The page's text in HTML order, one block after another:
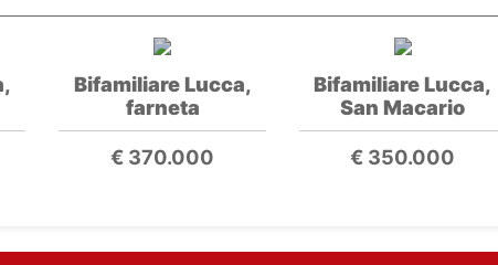
Bifamiliare Lucca,
farneta
€ 370.000
Bifamiliare Lucca,
San Macario
€ 350.000